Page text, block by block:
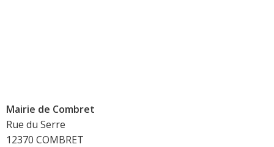
Mairie de Combret
Rue du Serre
12370 COMBRET